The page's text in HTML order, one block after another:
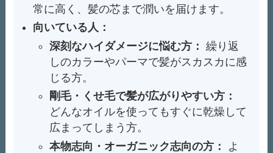
常に高く、髪の芯まで潤いを届けます。
向いている人：
深刻なハイダメージに悩む方： 繰り返
しのカラーやパーマで髪がスカスカに感
じる方。
剛毛・くせ毛で髪が広がりやすい方：
どんなオイルを使ってもすぐに乾燥して
広まってしまう方。
本物志向・オーガニック志向の方：
よ